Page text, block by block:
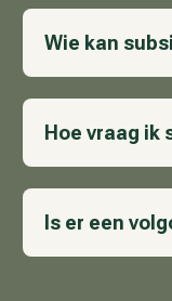
Wie kan
Hoe vraag ik
Is er een